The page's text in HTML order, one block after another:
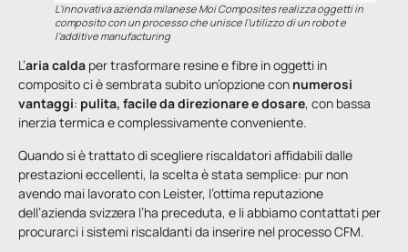
L’innovativa azienda milanese Moi Composites realizza oggetti in
composito con un processo che unisce l’utilizzo di un robot e
l’additive manufacturing
L’aria calda per trasformare resine e fibre in oggetti in
composito ci è sembrata subito un’opzione con numerosi
vantaggi: pulita, facile da direzionare e dosare, con bassa
inerzia termica e complessivamente conveniente.
Quando si è trattato di scegliere riscaldatori affidabili dalle
prestazioni eccellenti, la scelta è stata semplice: pur non
avendo mai lavorato con Leister, l’ottima reputazione
dell’azienda svizzera l’ha preceduta, e li abbiamo contattati per
procurarci i sistemi riscaldanti da inserire nel processo CFM.